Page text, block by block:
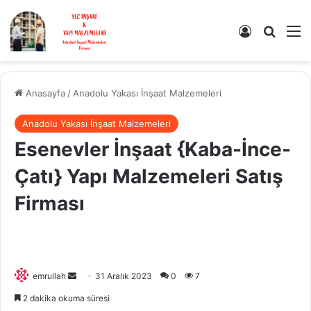
Kayıt Ol
Anasayfa / Anadolu Yakası İnşaat Malzemeleri
Anadolu Yakası İnşaat Malzemeleri
Esenevler İnşaat {Kaba-İnce-
Çatı} Yapı Malzemeleri Satış
Firması
emrullah
Bir
31 Aralık 2023 0 7
2 dakika okuma süresi